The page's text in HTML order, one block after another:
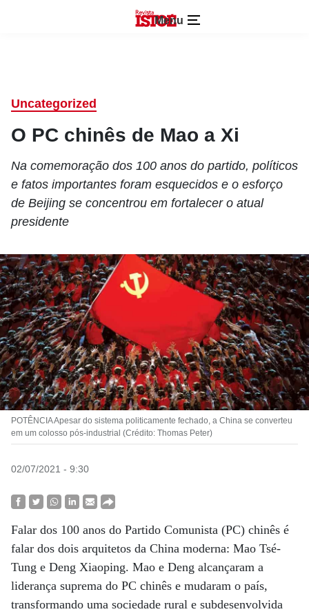
Menu
Uncategorized
O PC chinês de Mao a Xi
Na comemoração dos 100 anos do partido, políticos
e fatos importantes foram esquecidos e o esforço
de Beijing se concentrou em fortalecer o atual
presidente
POTÊNCIA Apesar do sistema politicamente fechado, a China se converteu
em um colosso pós-industrial (Crédito: Thomas Peter)
02/07/2021 - 9:30
Falar dos 100 anos do Partido Comunista (PC) chinês é
falar dos dois arquitetos da China moderna: Mao Tsé-
Tung e Deng Xiaoping. Mao e Deng alcançaram a
liderança suprema do PC chinês e mudaram o país,
transformando uma sociedade rural e subdesenvolvida